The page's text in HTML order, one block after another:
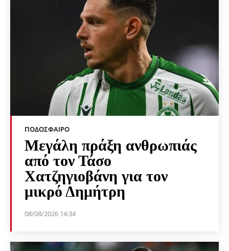
ΠΟΔΌΣΦΑΙΡΟ
Μεγάλη πράξη ανθρωπιάς
από τον Τάσο
Χατζηγιοβάνη για τον
μικρό Δημήτρη
08/08/2026 14:34